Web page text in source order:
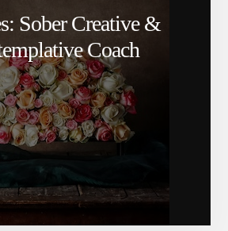
Sober Creative &
Coach